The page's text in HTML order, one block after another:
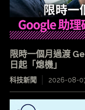
限時一個月過渡
日起「熄機」
科技新聞 2026-08-